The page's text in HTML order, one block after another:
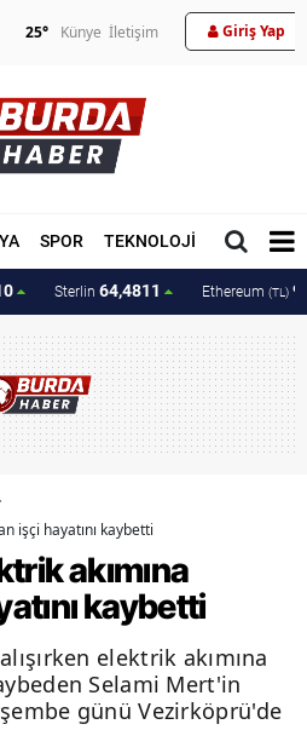
25° Künye İletişim Giriş Yap
SPOR TEKNOLOJİ MAGAZİN
Sterlin 64,4811 Ethereum (TL)
işçi hayatını kaybetti
akımına
kaybetti
elektrik akımına
Selami Mert'in
günü Vezirköprü'de